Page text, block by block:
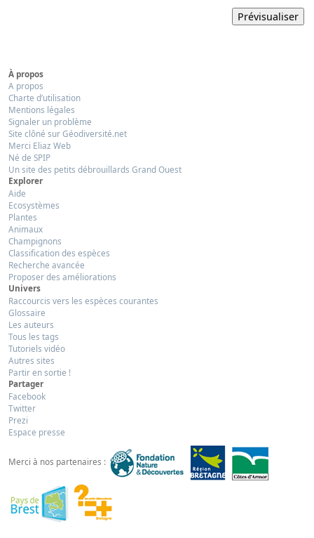
À propos
A propos
Charte d’utilisation
Mentions légales
Signaler un problème
Site clôné sur Géodiversité.net
Merci Eliaz Web
Né de SPIP
Un site des petits débrouillards Grand Ouest
Explorer
Aide
Ecosystèmes
Plantes
Animaux
Champignons
Classification des espèces
Recherche avancée
Proposer des améliorations
Univers
Raccourcis vers les espèces courantes
Glossaire
Les auteurs
Tous les tags
Tutoriels vidéo
Autres sites
Partir en sortie !
Partager
Facebook
Twitter
Prezi
Espace presse
Merci à nos partenaires :